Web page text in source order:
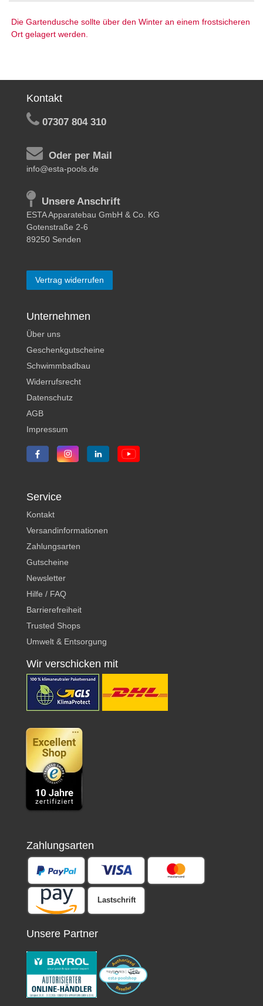
Die Gartendusche sollte über den Winter an einem frostsicheren
Ort gelagert werden.
Kontakt
07307 804 310
Oder per Mail
info@esta-pools.de
Unsere Anschrift
ESTA Apparatebau GmbH & Co. KG
Gotenstraße 2-6
89250 Senden
Vertrag widerrufen
Unternehmen
Über uns
Geschenkgutscheine
Schwimmbadbau
Widerrufsrecht
Datenschutz
AGB
Impressum
Service
Kontakt
Versandinformationen
Zahlungsarten
Gutscheine
Newsletter
Hilfe / FAQ
Barrierefreiheit
Trusted Shops
Umwelt & Entsorgung
Wir verschicken mit
Zahlungsarten
Lastschrift
Unsere Partner